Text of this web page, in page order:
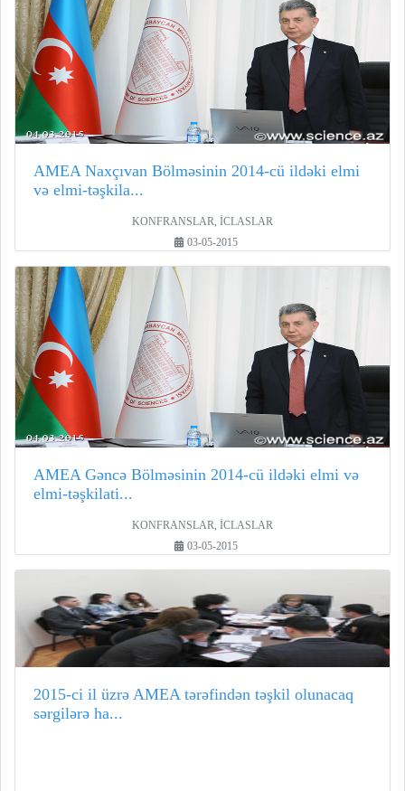
AMEA Naxçıvan Bölməsinin 2014-cü ildəki elmi
və elmi-təşkila...
KONFRANSLAR, İCLASLAR
03-05-2015
AMEA Gəncə Bölməsinin 2014-cü ildəki elmi və
elmi-təşkilati...
KONFRANSLAR, İCLASLAR
03-05-2015
2015-ci il üzrə AMEA tərəfindən təşkil olunacaq
sərgilərə ha...